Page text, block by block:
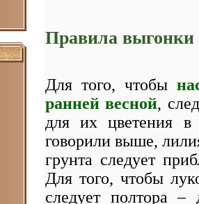
Правила
Для того, чтобы
ранней весной,
для их цветения
говорили выше,
грунта следует
Для того, чтобы
следует полтора –